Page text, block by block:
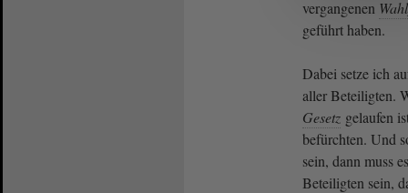
vergangenen
geführt haben.
Dabei setze ich
aller Beteiligten.
Gesetz gelaufen
befürchten. Und
sein, dann muss
Beteiligten sein,